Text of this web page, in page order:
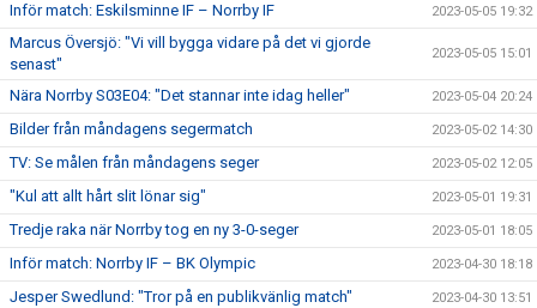
Inför match: Eskilsminne IF – Norrby IF 2023-05-05 19:32
Marcus Översjö: "Vi vill bygga vidare på det vi gjorde
senast"
2023-05-05 15:01
Nära Norrby S03E04: "Det stannar inte idag heller" 2023-05-04 20:24
Bilder från måndagens segermatch 2023-05-02 14:30
TV: Se målen från måndagens seger 2023-05-02 12:05
"Kul att allt hårt slit lönar sig" 2023-05-01 19:31
Tredje raka när Norrby tog en ny 3-0-seger 2023-05-01 18:05
Inför match: Norrby IF – BK Olympic 2023-04-30 18:18
Jesper Swedlund: "Tror på en publikvänlig match" 2023-04-30 13:51